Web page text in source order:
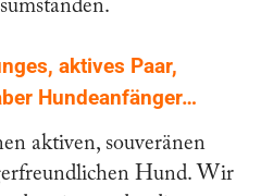
aktives Paar,
Hundeanfänger…
aktiven, souveränen
Hund. Wir